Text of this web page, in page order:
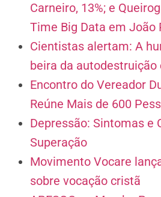
Carneiro, 13%; e
Time Big Data em João
Cientistas alertam: A
beira da autodestruição
Encontro do Vereador
Reúne Mais de 600
Depressão: Sintomas e
Superação
Movimento Vocare
sobre vocação cristã